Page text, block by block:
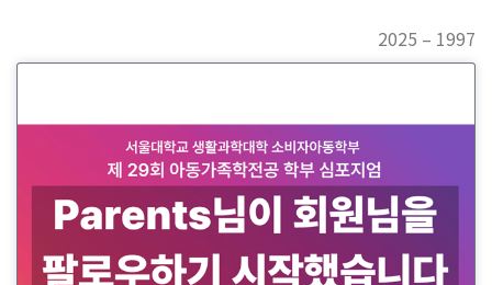
2025 – 1997